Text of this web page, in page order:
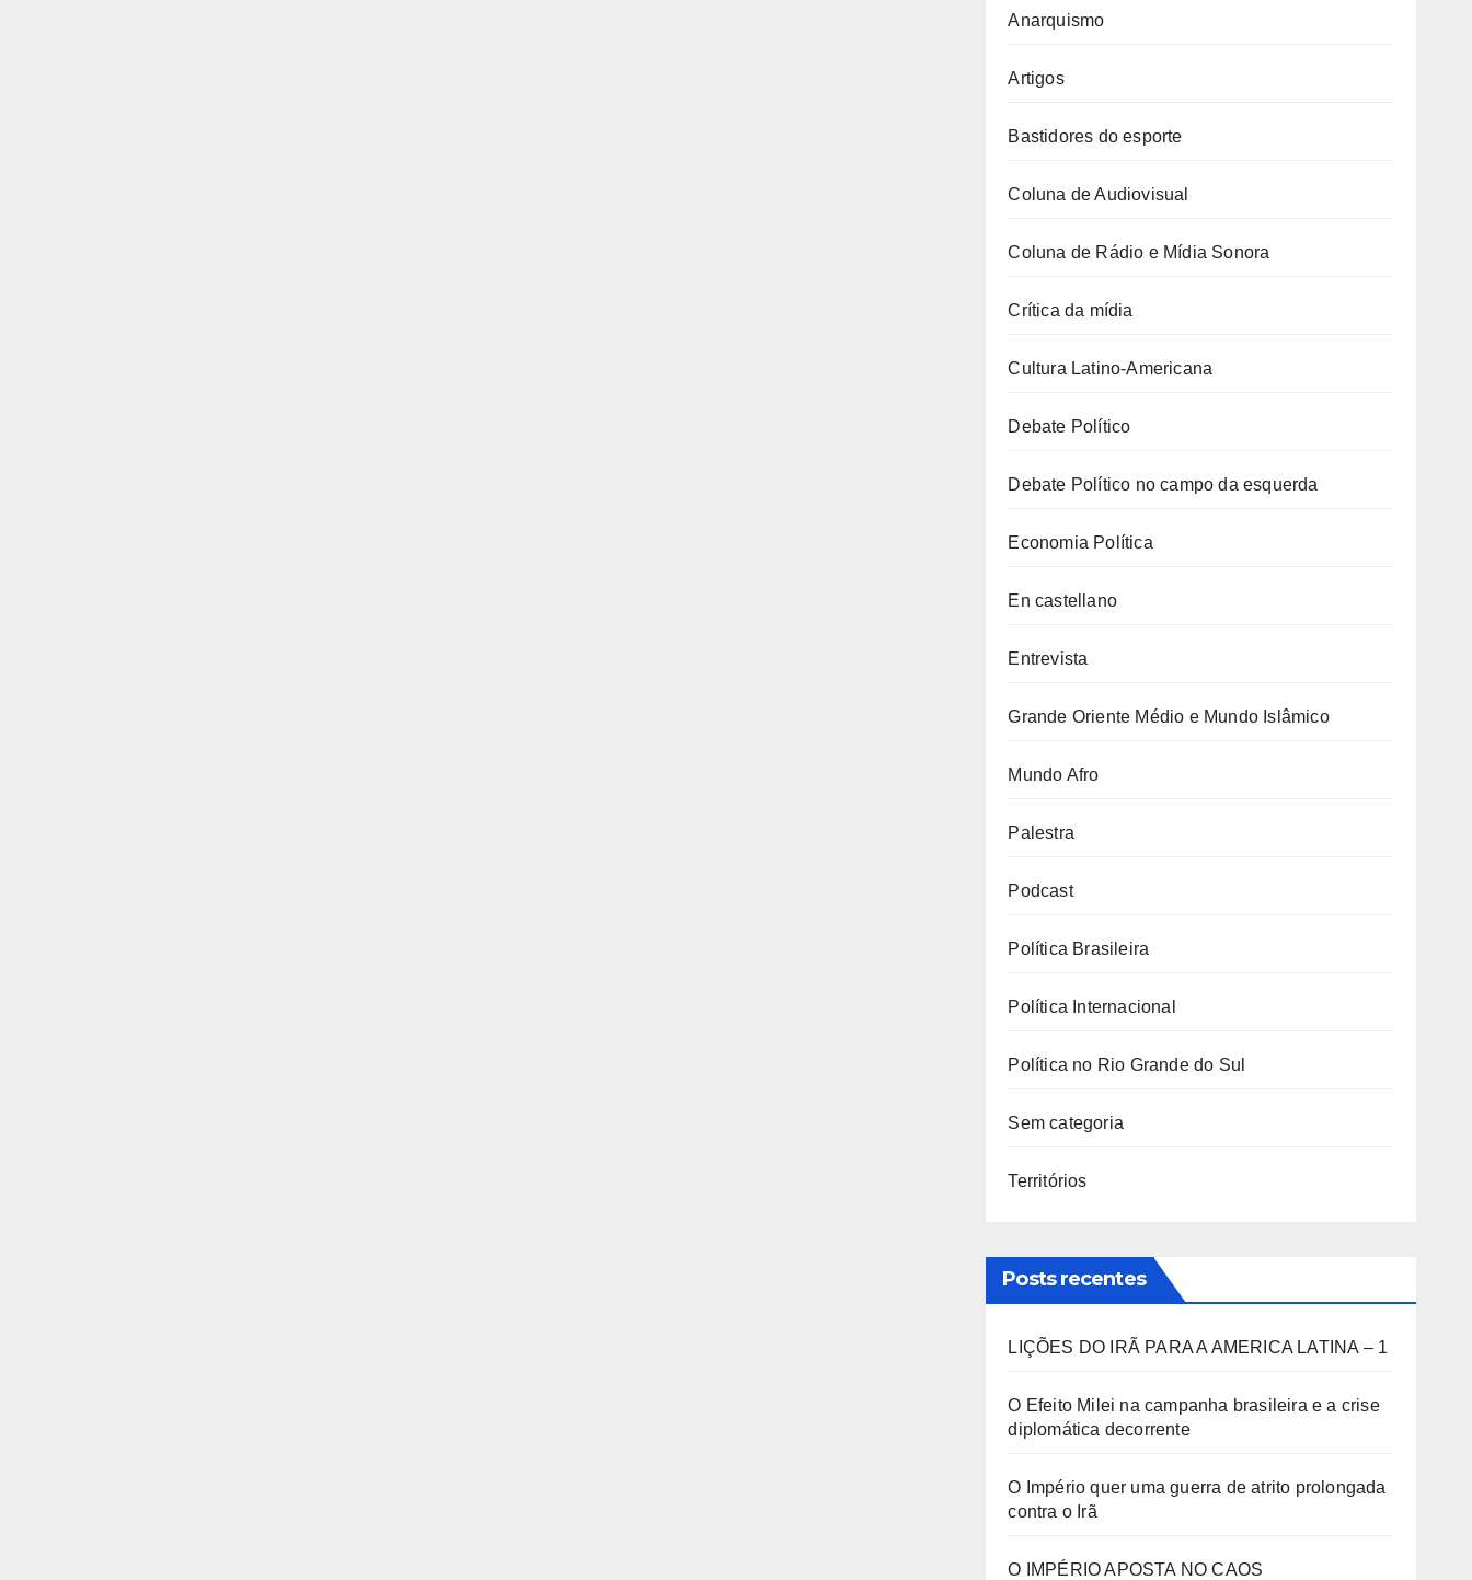
Anarquismo
Artigos
Bastidores do esporte
Coluna de Audiovisual
Coluna de Rádio e Mídia Sonora
Crítica da mídia
Cultura Latino-Americana
Debate Político
Debate Político no campo da esquerda
Economia Política
En castellano
Entrevista
Grande Oriente Médio e Mundo Islâmico
Mundo Afro
Palestra
Podcast
Política Brasileira
Política Internacional
Política no Rio Grande do Sul
Sem categoria
Territórios
Posts recentes
LIÇÕES DO IRÃ PARA A AMERICA LATINA – 1
O Efeito Milei na campanha brasileira e a crise
diplomática decorrente
O Império quer uma guerra de atrito prolongada
contra o Irã
O IMPÉRIO APOSTA NO CAOS